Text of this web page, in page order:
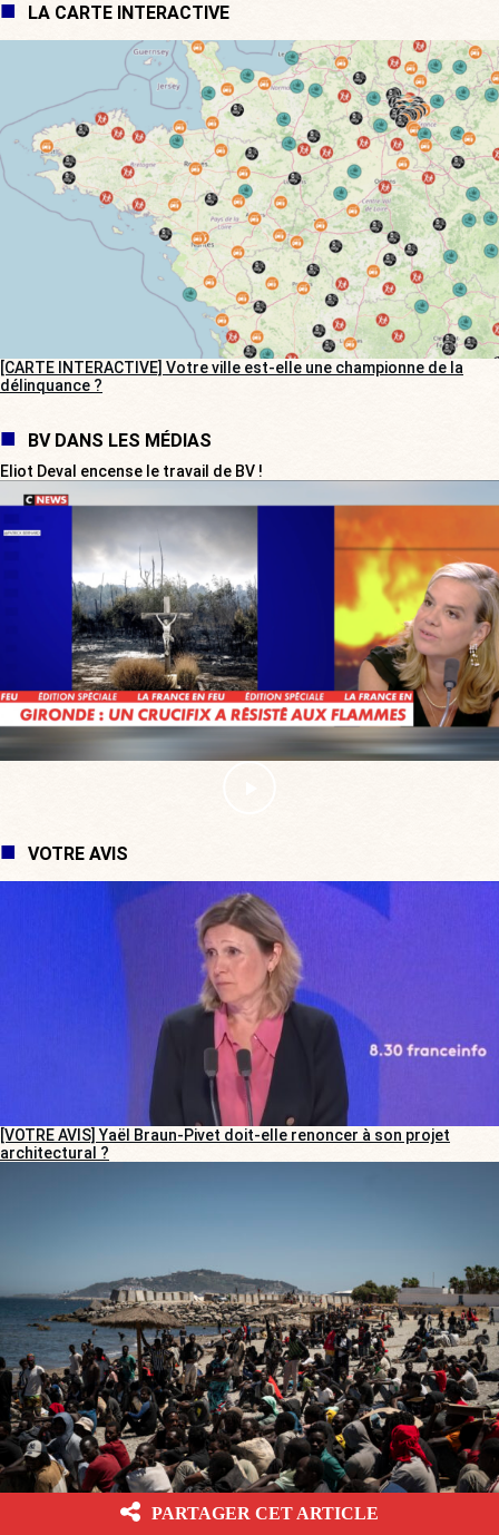
LA CARTE INTERACTIVE
[CARTE INTERACTIVE] Votre ville est-elle une championne de la
délinquance ?
BV DANS LES MÉDIAS
Eliot Deval encense le travail de BV !
VOTRE AVIS
[VOTRE AVIS] Yaël Braun-Pivet doit-elle renoncer à son projet
architectural ?
[VOTRE AVIS] Craignez-vous, prochainement, une vague migratoire
PARTAGER CET ARTICLE